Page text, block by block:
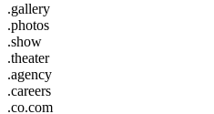
.gallery
.photos
.show
.theater
.agency
.careers
.co.com